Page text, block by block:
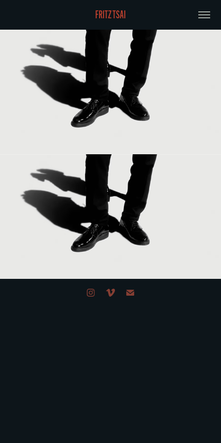
FRITZ TSAI
concept-230101-tangomotion
concept-230210-二周目